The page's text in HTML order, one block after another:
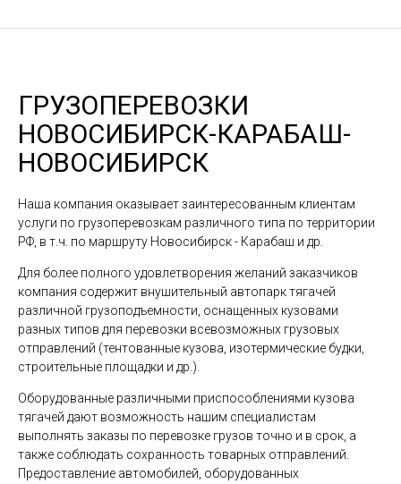
ГРУЗОПЕРЕВОЗКИ
НОВОСИБИРСК-КАРАБАШ-
НОВОСИБИРСК
Наша компания оказывает заинтересованным клиентам
услуги по грузоперевозкам различного типа по территории
РФ, в т.ч. по маршруту Новосибирск - Карабаш и др.
Для более полного удовлетворения желаний заказчиков
компания содержит внушительный автопарк тягачей
различной грузоподъемности, оснащенных кузовами
разных типов для перевозки всевозможных грузовых
отправлений (тентованные кузова, изотермические будки,
строительные площадки и др.).
Оборудованные различными приспособлениями кузова
тягачей дают возможность нашим специалистам
выполнять заказы по перевозке грузов точно и в срок, а
также соблюдать сохранность товарных отправлений.
Предоставление автомобилей, оборудованных